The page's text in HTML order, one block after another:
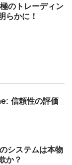
のトレーディン
らかに！
信頼性の評価
システムは本物
か？